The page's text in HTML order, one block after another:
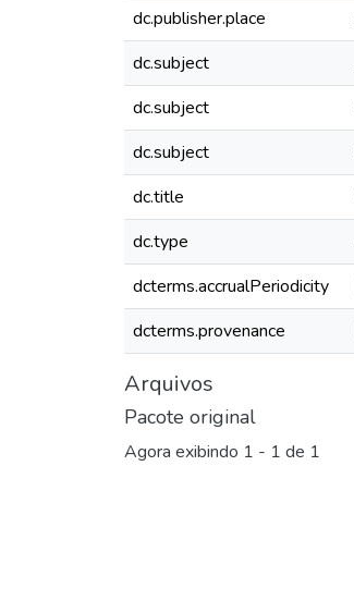
dc.publisher.place
dc.subject
dc.subject
dc.subject
dc.title
dc.type
dcterms.accrualPeriodicity
dcterms.provenance
Arquivos
Pacote original
Agora exibindo 1 - 1 de 1